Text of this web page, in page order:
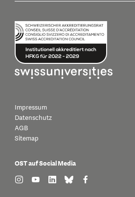
Impressum
Datenschutz
AGB
Sitemap
OST auf Social Media
find us on: instagram
find us on: youtube
find us on: linkedin
find us on: bluesky
find us on: